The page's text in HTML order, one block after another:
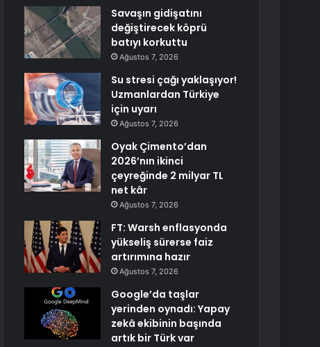
Savaşın gidişatını
değiştirecek köprü
batıyı korkuttu
Ağustos 7, 2026
Su stresi çağı yaklaşıyor!
Uzmanlardan Türkiye
için uyarı
Ağustos 7, 2026
Oyak Çimento’dan
2026’nın ikinci
çeyreğinde 2 milyar TL
net kâr
Ağustos 7, 2026
FT: Warsh enflasyonda
yükseliş sürerse faiz
artırımına hazır
Ağustos 7, 2026
Google’da taşlar
yerinden oynadı: Yapay
zekâ ekibinin başında
artık bir Türk var